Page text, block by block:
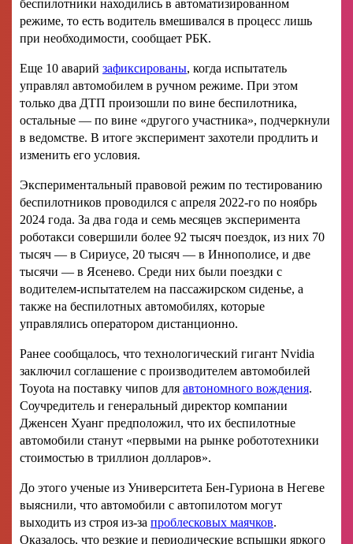
беспилотники находились в автоматизированном
режиме, то есть водитель вмешивался в процесс лишь
при необходимости, сообщает РБК.
Еще 10 аварий зафиксированы, когда испытатель
управлял автомобилем в ручном режиме. При этом
только два ДТП произошли по вине беспилотника,
остальные — по вине «другого участника», подчеркнули
в ведомстве. В итоге эксперимент захотели продлить и
изменить его условия.
Экспериментальный правовой режим по тестированию
беспилотников проводился с апреля 2022-го по ноябрь
2024 года. За два года и семь месяцев эксперимента
роботакси совершили более 92 тысяч поездок, из них 70
тысяч — в Сириусе, 20 тысяч — в Иннополисе, и две
тысячи — в Ясенево. Среди них были поездки с
водителем-испытателем на пассажирском сиденье, а
также на беспилотных автомобилях, которые
управлялись оператором дистанционно.
Ранее сообщалось, что технологический гигант Nvidia
заключил соглашение с производителем автомобилей
Toyota на поставку чипов для автономного вождения.
Соучредитель и генеральный директор компании
Дженсен Хуанг предположил, что их беспилотные
автомобили станут «первыми на рынке робототехники
стоимостью в триллион долларов».
До этого ученые из Университета Бен-Гуриона в Негеве
выяснили, что автомобили с автопилотом могут
выходить из строя из-за проблесковых маячков.
Оказалось, что резкие и периодические вспышки яркого